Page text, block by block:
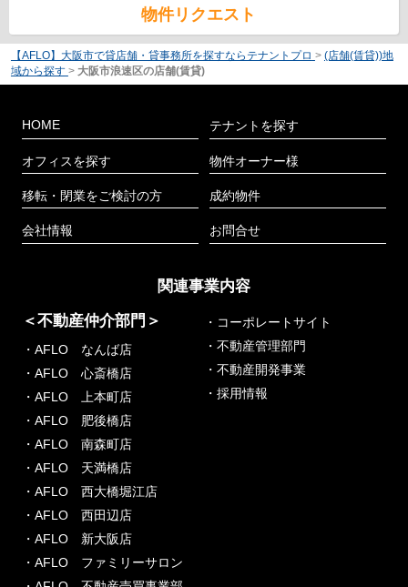
物件リクエスト
【AFLO】大阪市で貸店舗・貸事務所を探すならテナントプロ > (店舗(賃貸))地
域から探す > 大阪市浪速区の店舗(賃貸)
HOME
オフィスを探す
移転・閉業をご検討の方
会社情報
テナントを探す
物件オーナー様
成約物件
お問合せ
関連事業内容
＜不動産仲介部門＞
・AFLO なんば店
・AFLO 心斎橋店
・AFLO 上本町店
・AFLO 肥後橋店
・AFLO 南森町店
・AFLO 天満橋店
・AFLO 西大橋堀江店
・AFLO 西田辺店
・AFLO 新大阪店
・AFLO ファミリーサロン
・コーポレートサイト
・不動産管理部門
・不動産開発事業
・採用情報